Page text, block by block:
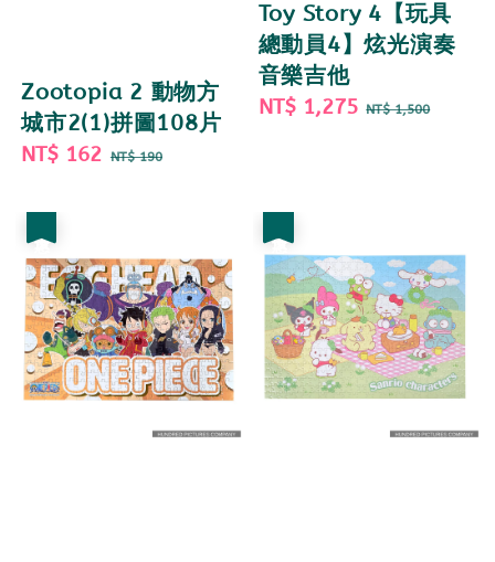
Zootopia 2 動物方
城市2(1)拼圖108片
Sale
NT$ 162 Regular
NT$ 190
Toy Story 4【玩具
總動員4】炫光演奏
音樂吉他
Sale
NT$ 1,275 Regular
NT$ 1,500